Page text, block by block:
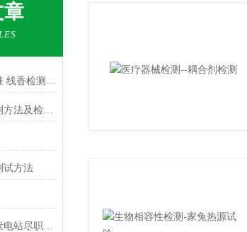
章
线香检测中心 线香检测标准 线香检测报告
复合材料检测 复合材料检测方法及检测标准 复合材料检测机构有哪些
试方法
光伏电站尽职调查报告 光伏电站尽职调查内容